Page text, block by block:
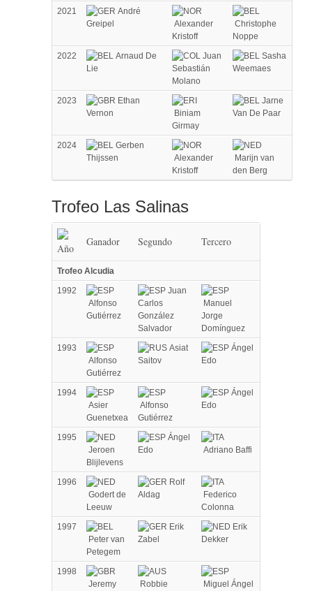
2021
André
Greipel
Alexander
Kristoff
Christophe
Noppe
2022
Arnaud De
Lie
Juan
Sebastián
Molano
Sasha
Weemaes
2023
Ethan
Vernon
Biniam
Girmay
Jarne
Van De Paar
2024
Gerben
Thijssen
Alexander
Kristoff
Marijn van
den Berg​
Trofeo Las Salinas
Año
Ganador Segundo Tercero
Trofeo Alcudia
1992
Alfonso
Gutiérrez
Juan
Carlos
González
Salvador
Manuel
Jorge
Domínguez
1993
Alfonso
Gutiérrez
Asiat
Saitov
Ángel
Edo
1994
Asier
Guenetxea
Alfonso
Gutiérrez
Ángel
Edo
1995
Jeroen
Blijlevens
Ángel
Edo
Adriano Baffi
1996
Godert de
Leeuw
Rolf
Aldag
Federico
Colonna
1997
Peter van
Petegem
Erik
Zabel
Erik
Dekker
1998
Jeremy
Robbie Miguel Ángel